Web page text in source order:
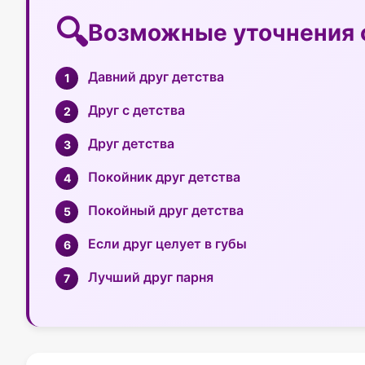
Возможные уточнения
Давний друг детства
Друг с детства
Друг детства
Покойник друг детства
Покойный друг детства
Если друг целует в губы
Лучший друг парня